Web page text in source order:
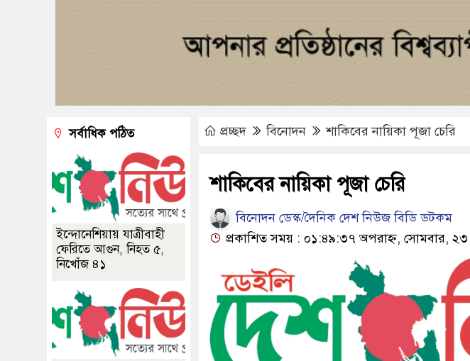
প্রচ্ছদ বিনোদন শাকিবের নায়িকা পূজা চেরি
শাকিবের নায়িকা পূজা চেরি
বিনোদন ডেস্ক/দৈনিক দেশ নিউজ বিডি ডটকম
প্রকাশিত সময় : ০১:৪৯:৩৭ অপরাহ্ন, সোমবার,
সর্বাধিক পঠিত
ইন্দোনেশিয়ায় যাত্রীবাহী
ফেরিতে আগুন, নিহত ৫,
নিখোঁজ ৪১